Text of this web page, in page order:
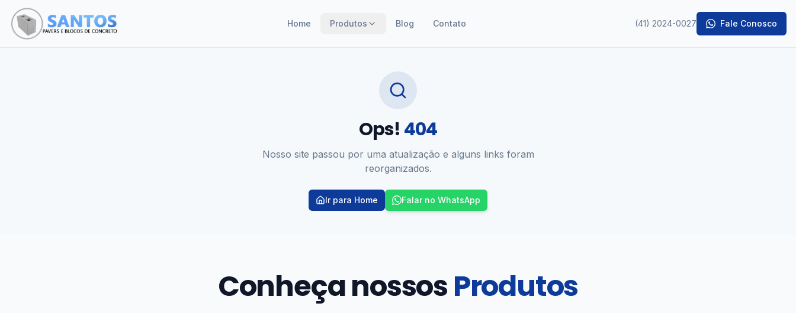
Home Produtos Blog Contato (41) 2024-0027 Fale Conosco
Ops! 404
Nosso site passou por uma atualização e alguns links foram
reorganizados.
Ir para Home Falar no WhatsApp
Conheça nossosProdutos